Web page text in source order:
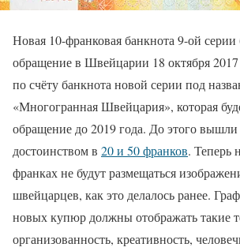
Новая 10-франковая банкнота 9-ой серии
обращение в Швейцарии 18 октября 2017
по счёту банкнота новой серии под
«Многогранная Швейцария», которая
обращение до 2019 года. До этого
достоинством в 20 и 50 франков. Теперь
франках не будут размещаться
швейцарцев, как это делалось ранее.
новых купюр должны отображать такие
организованность, креативность,